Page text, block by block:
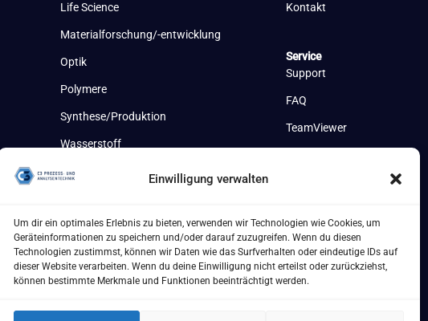
Einwilligung verwalten
Um dir ein optimales Erlebnis zu bieten, verwenden wir Technologien wie Cookies, um
Geräteinformationen zu speichern und/oder darauf zuzugreifen. Wenn du diesen
Technologien zustimmst, können wir Daten wie das Surfverhalten oder eindeutige IDs auf
dieser Website verarbeiten. Wenn du deine Einwilligung nicht erteilst oder zurückziehst,
können bestimmte Merkmale und Funktionen beeinträchtigt werden.
Life Science
Materialforschung/-entwicklung
Optik
Polymere
Synthese/Produktion
Wasserstoff
Kontakt
Service
Support
FAQ
TeamViewer